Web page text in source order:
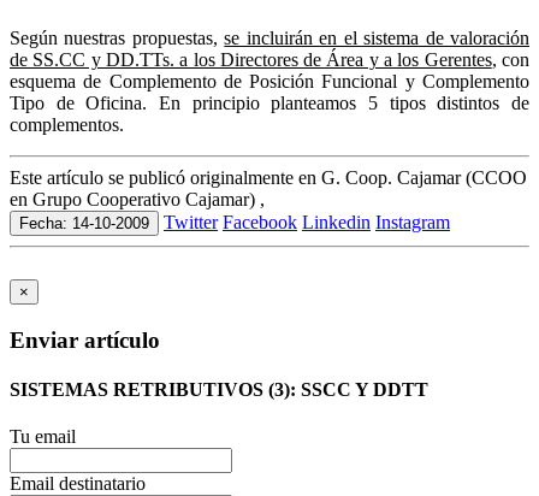
Según nuestras propuestas,se incluirán en el sistema de valoración
de SS.CC y DD.TTs. a los Directores de Área y a los Gerentes, con
esquema de Complemento de Posición Funcional y Complemento
Tipo de Oficina. En principio planteamos 5 tipos distintos de
complementos.
Este artículo se publicó originalmente en G. Coop. Cajamar (CCOO
en Grupo Cooperativo Cajamar) ,
Fecha: 14-10-2009 Twitter Facebook Linkedin Instagram
×
Enviar artículo
SISTEMAS RETRIBUTIVOS (3): SSCC Y DDTT
Tu email
Email destinatario